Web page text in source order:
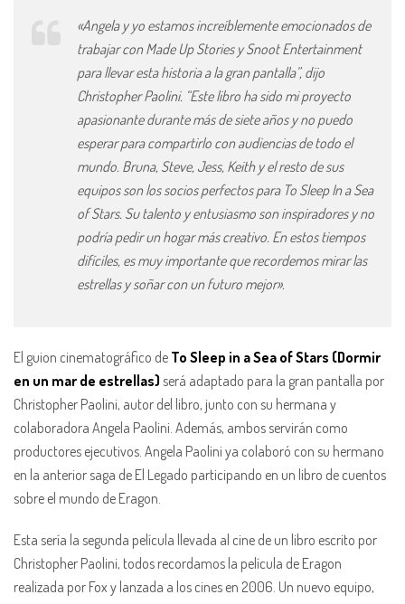
«Angela y yo estamos increíblemente emocionados de
trabajar con Made Up Stories y Snoot Entertainment
para llevar esta historia a la gran pantalla”, dijo
Christopher Paolini. “Este libro ha sido mi proyecto
apasionante durante más de siete años y no puedo
esperar para compartirlo con audiencias de todo el
mundo. Bruna, Steve, Jess, Keith y el resto de sus
equipos son los socios perfectos para To Sleep In a Sea
of ​​Stars. Su talento y entusiasmo son inspiradores y no
podría pedir un hogar más creativo. En estos tiempos
difíciles, es muy importante que recordemos mirar las
estrellas y soñar con un futuro mejor».
El guion cinematográfico de To Sleep in a Sea of ​​Stars (Dormir
en un mar de estrellas) será adaptado para la gran pantalla por
Christopher Paolini, autor del libro, junto con su hermana y
colaboradora Angela Paolini. Además, ambos servirán como
productores ejecutivos. Angela Paolini ya colaboró con su hermano
en la anterior saga de El Legado participando en un libro de cuentos
sobre el mundo de Eragon.
Esta sería la segunda película llevada al cine de un libro escrito por
Christopher Paolini, todos recordamos la película de Eragon
realizada por Fox y lanzada a los cines en 2006. Un nuevo equipo,